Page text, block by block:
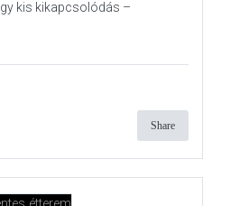
kis kikapcsolódás –
Share